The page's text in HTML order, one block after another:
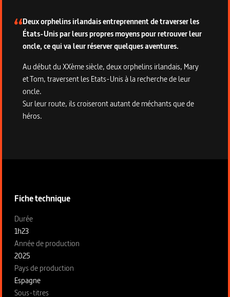
Deux orphelins irlandais entreprennent de traverser les
États-Unis par leurs propres moyens pour retrouver leur
oncle, ce qui va leur réserver quelques aventures.
Au début du XXème siècle, deux orphelins irlandais, Mary
et Tom, traversent les Etats-Unis à la recherche de leur
oncle.
Sur leur route, ils croiseront autant de méchants que de
héros.
Fiche technique
Fiche technique section gauche
Durée
1h23
Année de production
2025
Pays de production
Espagne
Sous-titres